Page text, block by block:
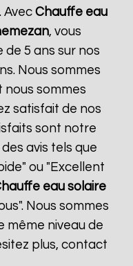
AvecChauffe eau
, vous
de 5 ans sur nos
Nous sommes
nous sommes
satisfait de nos
sont notre
avis tels que
ou "Excellent
eau solaire
Nous sommes
même niveau de
plus, contact